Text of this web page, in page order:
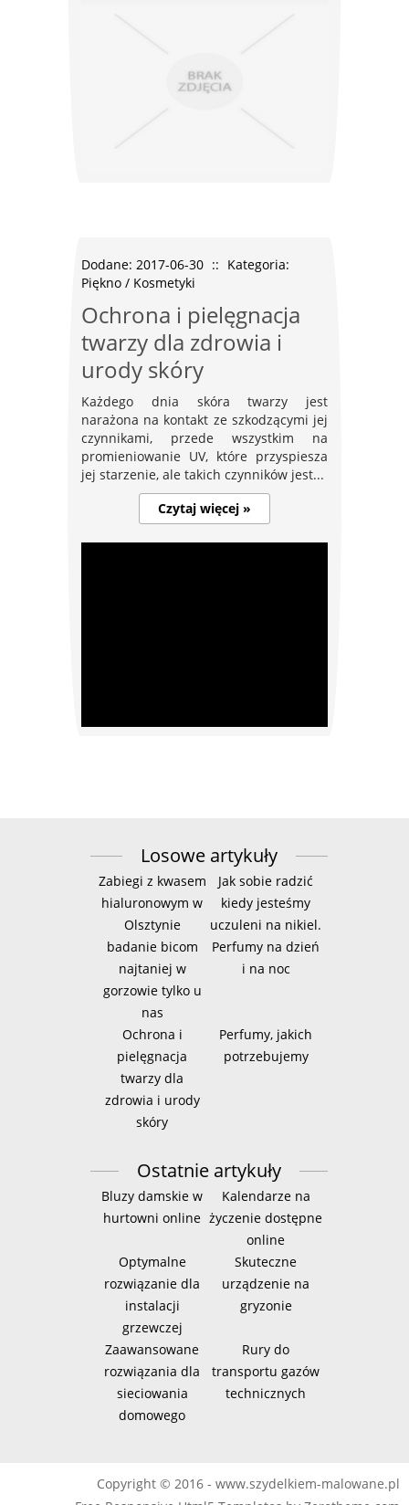
Dodane: 2017-06-30 :: Kategoria:
Piękno / Kosmetyki
Ochrona i pielęgnacja
twarzy dla zdrowia i
urody skóry
Każdego dnia skóra twarzy jest
narażona na kontakt ze szkodzącymi jej
czynnikami, przede wszystkim na
promieniowanie UV, które przyspiesza
jej starzenie, ale takich czynników jest...
Czytaj więcej »
Losowe artykuły
Zabiegi z kwasem
hialuronowym w
Olsztynie
Jak sobie radzić
kiedy jesteśmy
uczuleni na nikiel.
badanie bicom
najtaniej w
gorzowie tylko u
nas
Perfumy na dzień
i na noc
Ochrona i
pielęgnacja
twarzy dla
zdrowia i urody
skóry
Perfumy, jakich
potrzebujemy
Ostatnie artykuły
Bluzy damskie w
hurtowni online
Kalendarze na
życzenie dostępne
online
Optymalne
rozwiązanie dla
instalacji
grzewczej
Skuteczne
urządzenie na
gryzonie
Zaawansowane
rozwiązania dla
sieciowania
domowego
Rury do
transportu gazów
technicznych
Copyright © 2016 - www.szydelkiem-malowane.pl